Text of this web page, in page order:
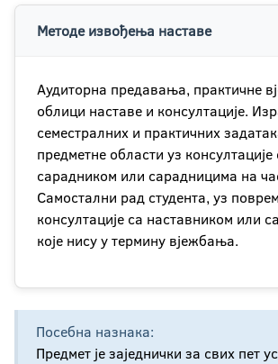
Методе извођења наставе
Аудиторна предавања, практичне
облици наставе и консултације.
семестралних и практичних
предметне области уз консултације
сарадником или сарадницима на
Самостални рад студента, уз
консултације са наставником или
које нису у термину вјежбања.
Посебна назнака:
Предмет је заједнички за свих пет